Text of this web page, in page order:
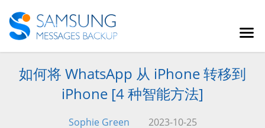
如何将 WhatsApp 从 iPhone 转移到
iPhone [4 种智能方法]
Sophie Green 2023-10-25